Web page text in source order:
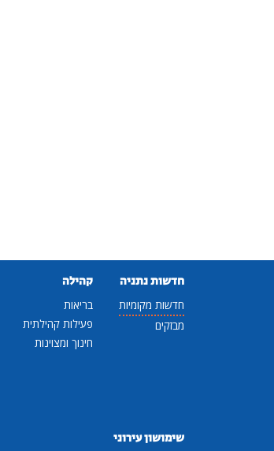
חדשות נתניה
חדשות מקומיות
מבזקים
קהילה
בריאות
פעילות קהילתית
חינוך ומצוינות
שימושון עירוני